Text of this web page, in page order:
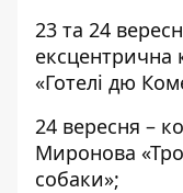
23 та 24
ексцентрична
«Готелі дю
24 вересня –
Миронова
собаки»;